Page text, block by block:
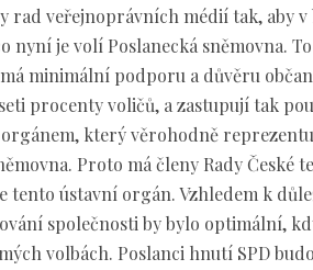
rad veřejnoprávních médií tak, aby
nyní je volí Poslanecká sněmovna.
minimální podporu a důvěru
procenty voličů, a zastupují tak
orgánem, který věrohodně
Proto má členy Rady České
tento ústavní orgán. Vzhledem k
společnosti by bylo optimální,
volbách. Poslanci hnutí SPD